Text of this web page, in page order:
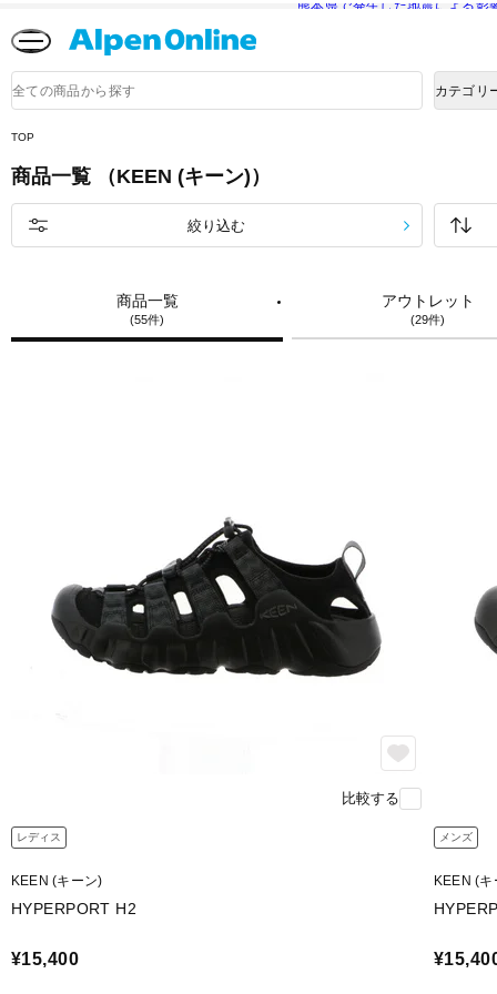
熊本県で発生した地震による影
品
検
カテゴリ
TOP
商品一覧 （KEEN (キーン)）
商品一覧
(55件)
アウトレット
(29件)
絞り込む
比較する
レディス
KEEN (キーン)
HYPERPORT H2
¥15,400
メンズ
KEEN (キ